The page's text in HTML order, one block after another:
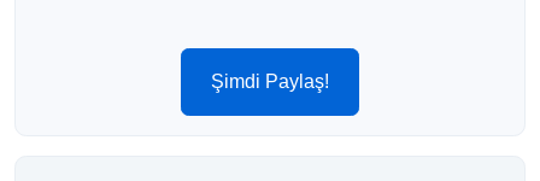
Şimdi Paylaş!